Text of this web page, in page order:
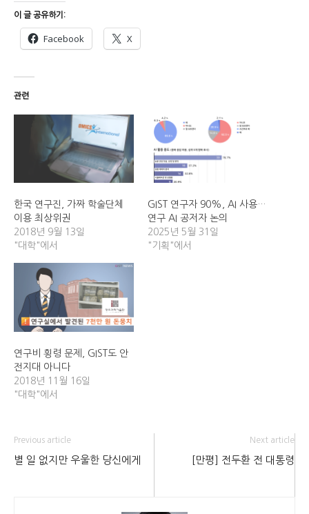
이 글 공유하기:
Facebook X
관련
한국 연구진, 가짜 학술단체
이용 최상위권
2018년 9월 13일
"대학"에서
GIST 연구자 90%, AI 사용…
연구 AI 공저자 논의
2025년 5월 31일
"기획"에서
연구비 횡령 문제, GIST도 안
전지대 아니다
2018년 11월 16일
"대학"에서
Previous article
별 일 없지만 우울한 당신에게
Next article
[만평] 전두환 전 대통령